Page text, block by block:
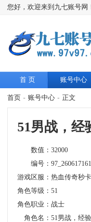
您好，欢迎来到九七账号网
首 页 账号中心
首页 - 账号中心 - 正文
51男战，经
数值： 32000
编号：
游戏区服： 热血传奇秒
角色等级： 51
角色职业： 战士
角色名： 51男战，经